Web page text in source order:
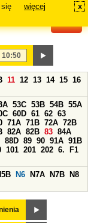
więcej x
11 12 13 14 15 16
53C 53B 54B 55A
60D 61 62 63
71A 71B 72A 72B
82A 82B 83 84A
88D 89 90 91A 91B
101 201 202 6.
F1
N6 N7A N7B
N8